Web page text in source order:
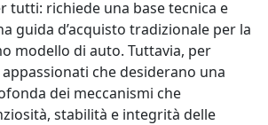
tutti: richiede una base tecnica e
guida d’acquisto tradizionale per la
modello di auto. Tuttavia, per
che desiderano una
dei meccanismi che
stabilità e integrità delle